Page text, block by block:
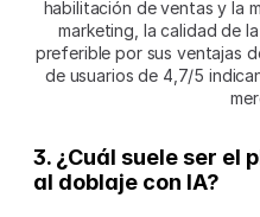
habilitación de ventas y la
marketing, la calidad de
preferible por sus ventajas
de usuarios de 4,7/5
3. ¿Cuál suele ser el
al doblaje con IA?